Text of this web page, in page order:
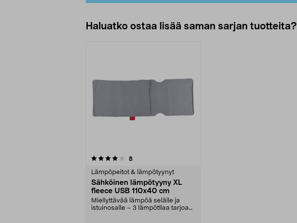
Haluatko ostaa lisää saman sarjan tuotteita?
8arvostelut
Lämpöpeitot & lämpötyynyt
Sähköinen lämpötyyny XL
fleece USB 110x40 cm
Miellyttävää lämpöä selälle ja
istuinosalle – 3 lämpötilaa tarjoaa